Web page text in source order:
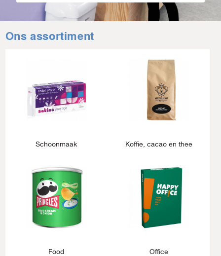
Ons assortiment
Schoonmaak Koffie, cacao en thee
Food Office